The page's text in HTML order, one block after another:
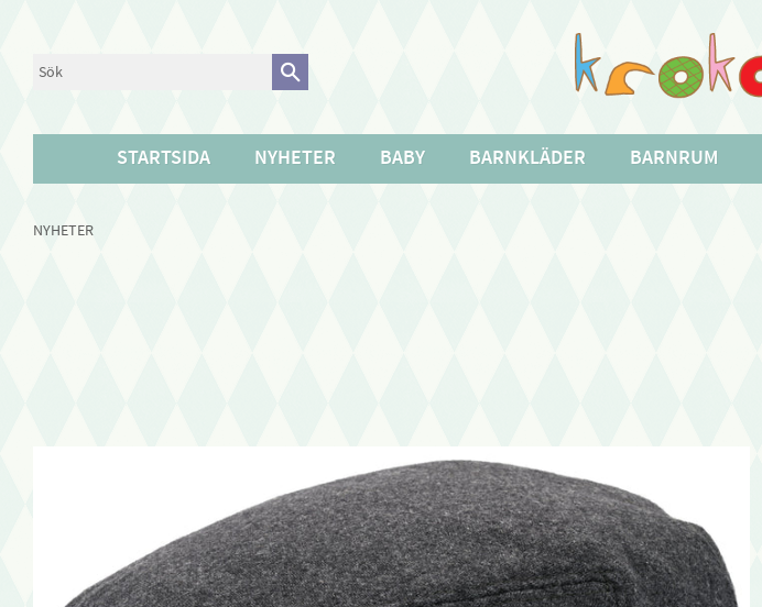
STARTSIDA NYHETER BABY BARNKLÄDER BARNRUM
NYHETER